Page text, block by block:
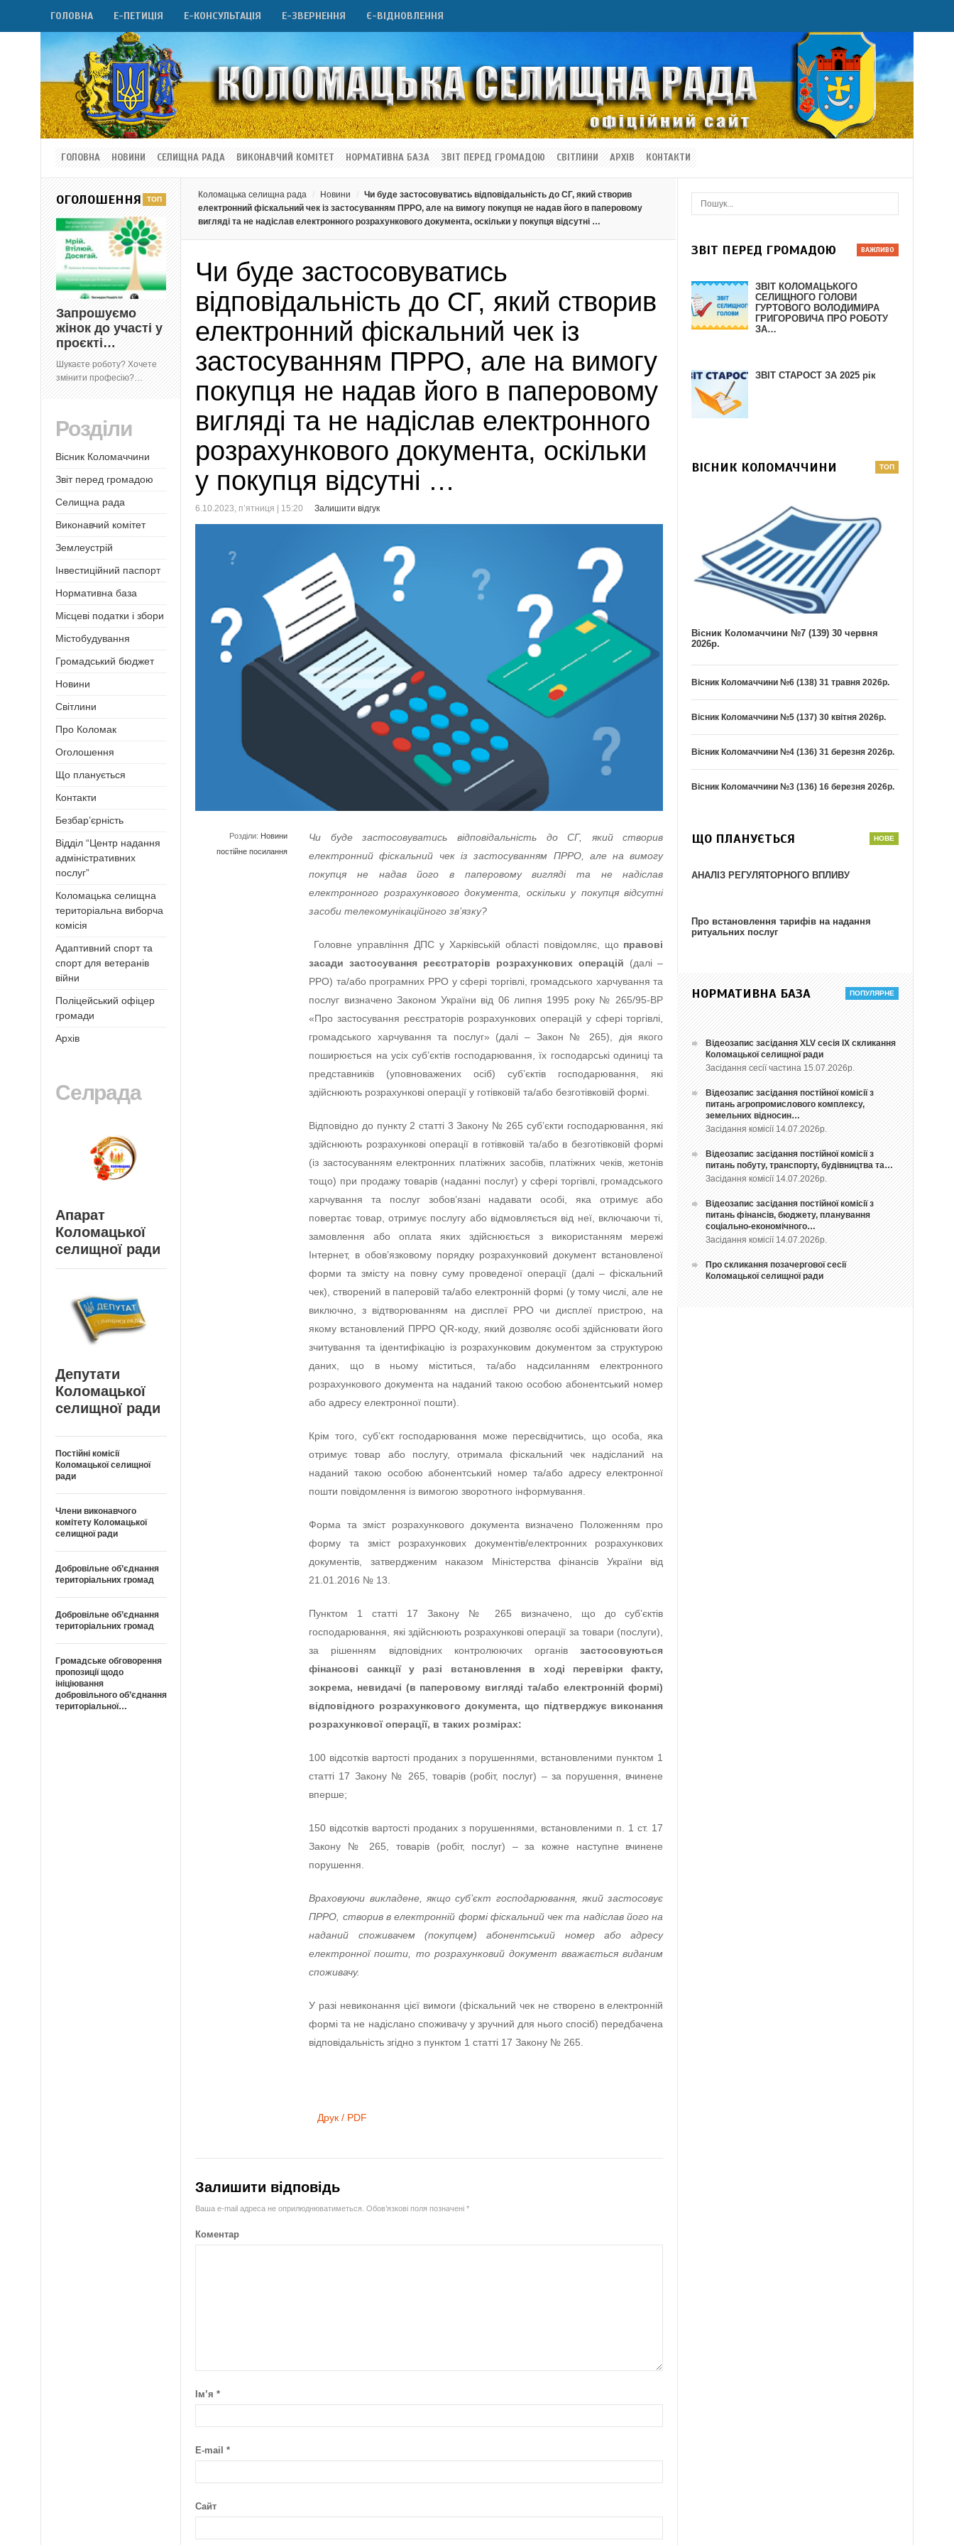
ГОЛОВНА Е-ПЕТИЦІЯ Е-КОНСУЛЬТАЦІЯ Е-ЗВЕРНЕННЯ Є-ВІДНОВЛЕННЯ
ГОЛОВНА НОВИНИ СЕЛИЩНА РАДА ВИКОНАВЧИЙ КОМІТЕТ НОРМАТИВНА БАЗА ЗВІТ ПЕРЕД ГРОМАДОЮ СВІТЛИНИ АРХІВ КОНТАКТИ
Коломацька селищна рада Новини
Чи буде застосовуватись відповідальність до СГ, який створив
електронний фіскальний чек із застосуванням ПРРО, але на вимогу покупця не надав його в паперовому
вигляді та не надіслав електронного розрахункового документа, оскільки у покупця відсутні …
Чи буде застосовуватись
відповідальність до СГ, який створив
електронний фіскальний чек із
застосуванням ПРРО, але на вимогу
покупця не надав його в паперовому
вигляді та не надіслав електронного
розрахункового документа, оскільки
у покупця відсутні …
6.10.2023, п’ятниця | 15:20 Залишити відгук
Розділи: Новини
постійне посилання
Чи буде застосовуватись відповідальність до СГ, який створив
електронний фіскальний чек із застосуванням ПРРО, але на вимогу
покупця не надав його в паперовому вигляді та не надіслав
електронного розрахункового документа, оскільки у покупця відсутні
засоби телекомунікаційного зв’язку?
Головне управління ДПС у Харківській області повідомляє, що правові
засади застосування реєстраторів розрахункових операцій (далі –
РРО) та/або програмних РРО у сфері торгівлі, громадського харчування та
послуг визначено Законом України від 06 липня 1995 року № 265/95-ВР
«Про застосування реєстраторів розрахункових операцій у сфері торгівлі,
громадського харчування та послуг» (далі – Закон № 265), дія якого
поширюється на усіх суб’єктів господарювання, їх господарські одиниці та
представників (уповноважених осіб) суб’єктів господарювання, які
здійснюють розрахункові операції у готівковій та/або безготівковій формі.
Відповідно до пункту 2 статті 3 Закону № 265 суб’єкти господарювання, які
здійснюють розрахункові операції в готівковій та/або в безготівковій формі
(із застосуванням електронних платіжних засобів, платіжних чеків, жетонів
тощо) при продажу товарів (наданні послуг) у сфері торгівлі, громадського
харчування та послуг зобов’язані надавати особі, яка отримує або
повертає товар, отримує послугу або відмовляється від неї, включаючи ті,
замовлення або оплата яких здійснюється з використанням мережі
Інтернет, в обов’язковому порядку розрахунковий документ встановленої
форми та змісту на повну суму проведеної операції (далі – фіскальний
чек), створений в паперовій та/або електронній формі (у тому числі, але не
виключно, з відтворюванням на дисплеї РРО чи дисплеї пристрою, на
якому встановлений ПРРО QR-коду, який дозволяє особі здійснювати його
зчитування та ідентифікацію із розрахунковим документом за структурою
даних, що в ньому міститься, та/або надсиланням електронного
розрахункового документа на наданий такою особою абонентський номер
або адресу електронної пошти).
Крім того, суб’єкт господарювання може пересвідчитись, що особа, яка
отримує товар або послугу, отримала фіскальний чек надісланий на
наданий такою особою абонентський номер та/або адресу електронної
пошти повідомлення із вимогою зворотного інформування.
Форма та зміст розрахункового документа визначено Положенням про
форму та зміст розрахункових документів/електронних розрахункових
документів, затвердженим наказом Міністерства фінансів України від
21.01.2016 № 13.
Пунктом 1 статті 17 Закону № 265 визначено, що до суб’єктів
господарювання, які здійснюють розрахункові операції за товари (послуги),
за рішенням відповідних контролюючих органівзастосовуються
фінансові санкції у разі встановлення в ході перевірки факту,
зокрема, невидачі (в паперовому вигляді та/або електронній формі)
відповідного розрахункового документа, що підтверджує виконання
розрахункової операції, в таких розмірах:
100 відсотків вартості проданих з порушеннями, встановленими пунктом 1
статті 17 Закону № 265, товарів (робіт, послуг) – за порушення, вчинене
вперше;
150 відсотків вартості проданих з порушеннями, встановленими п. 1 ст. 17
Закону № 265, товарів (робіт, послуг) – за кожне наступне вчинене
порушення.
Враховуючи викладене, якщо суб’єкт господарювання, який застосовує
ПРРО, створив в електронній формі фіскальний чек та надіслав його на
наданий споживачем (покупцем) абонентський номер або адресу
електронної пошти, то розрахунковий документ вважається виданим
споживачу.
У разі невиконання цієї вимоги (фіскальний чек не створено в електронній
формі та не надіслано споживачу у зручний для нього спосіб) передбачена
відповідальність згідно з пунктом 1 статті 17 Закону № 265.
Друк / PDF
Залишити відповідь
Ваша e-mail адреса не оприлюднюватиметься. Обов’язкові поля позначені*
Коментар
Ім’я*
E-mail*
Сайт
ОГОЛОШЕННЯ
Запрошуємо
жінок до участі у
проєкті…
Шукаєте роботу? Хочете
змінити професію?…
Розділи
Вісник Коломаччини
Звіт перед громадою
Селищна рада
Виконавчий комітет
Землеустрій
Інвестиційний паспорт
Нормативна база
Місцеві податки і збори
Містобудування
Громадський бюджет
Новини
Світлини
Про Коломак
Оголошення
Що планується
Контакти
Безбар’єрність
Відділ “Центр надання
адміністративних
послуг”
Коломацька селищна
територіальна виборча
комісія
Адаптивний спорт та
спорт для ветеранів
війни
Поліцейський офіцер
громади
Архів
Селрада
Апарат
Коломацької
селищної ради
Депутати
Коломацької
селищної ради
Постійні комісії
Коломацької селищної
ради
Члени виконавчого
комітету Коломацької
селищної ради
Добровільне об’єднання
територіальних громад
Добровільне об’єднання
територіальних громад
Громадське обговорення
пропозиції щодо
ініціювання
добровільного об’єднання
територіальної…
ЗВІТ ПЕРЕД ГРОМАДОЮ
ЗВІТ КОЛОМАЦЬКОГО
СЕЛИЩНОГО ГОЛОВИ
ГУРТОВОГО ВОЛОДИМИРА
ГРИГОРОВИЧА ПРО РОБОТУ
ЗА…
ЗВІТ СТАРОСТ ЗА 2025 рік
ВІСНИК КОЛОМАЧЧИНИ
Вісник Коломаччини №7 (139) 30 червня
2026р.
Вісник Коломаччини №6 (138) 31 травня 2026р.
Вісник Коломаччини №5 (137) 30 квітня 2026р.
Вісник Коломаччини №4 (136) 31 березня 2026р.
Вісник Коломаччини №3 (136) 16 березня 2026р.
ЩО ПЛАНУЄТЬСЯ
АНАЛІЗ РЕГУЛЯТОРНОГО ВПЛИВУ
Про встановлення тарифів на надання
ритуальних послуг
НОРМАТИВНА БАЗА
Відеозапис засідання ХLV сесія ІХ скликання
Коломацької селищної ради
Засідання сесії частина 15.07.2026р.
Відеозапис засідання постійної комісії з
питань агропромислового комплексу,
земельних відносин…
Засідання комісії 14.07.2026р.
Відеозапис засідання постійної комісії з
питань побуту, транспорту, будівництва та…
Засідання комісії 14.07.2026р.
Відеозапис засідання постійної комісії з
питань фінансів, бюджету, планування
соціально-економічного…
Засідання комісії 14.07.2026р.
Про скликання позачергової сесії
Коломацької селищної ради